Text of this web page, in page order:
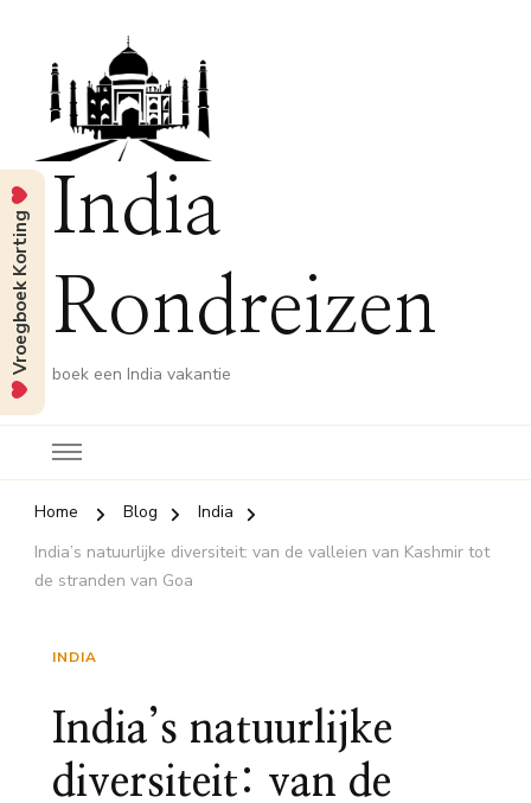
India
Rondreizen
boek een India vakantie
Home Blog
India
India’s natuurlijke diversiteit: van de valleien van Kashmir tot
de stranden van Goa
INDIA
India’s natuurlijke
diversiteit: van de
Vroegboek Korting